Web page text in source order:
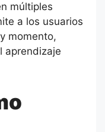
múltiples
a los usuarios
momento,
aprendizaje